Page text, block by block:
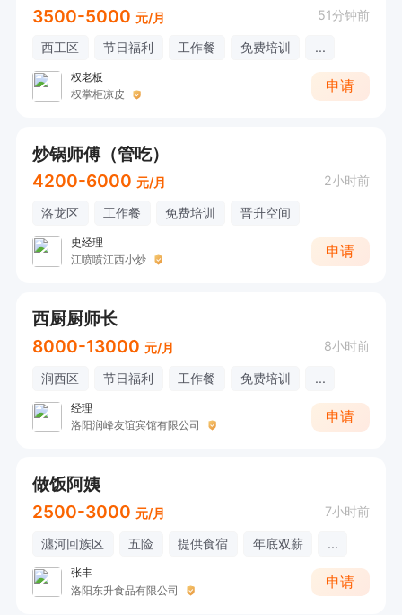
3500-5000 元/月 51分钟前
西工区 节日福利 工作餐 免费培训 ...
权老板
权掌柜凉皮
申请
炒锅师傅（管吃）
4200-6000 元/月 2小时前
洛龙区 工作餐 免费培训 晋升空间
史经理
江喷喷江西小炒
申请
西厨厨师长
8000-13000 元/月 8小时前
涧西区 节日福利 工作餐 免费培训 ...
经理
洛阳润峰友谊宾馆有限公司
申请
做饭阿姨
2500-3000 元/月 7小时前
瀍河回族区 五险 提供食宿 年底双薪 ...
张丰
洛阳东升食品有限公司
申请